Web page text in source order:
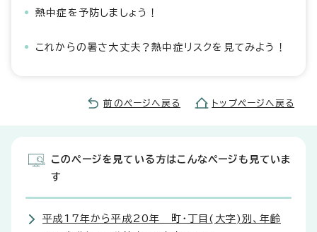
熱中症を予防しましょう！
これからの暑さ大丈夫？熱中症リスクを見てみよう！
前のページへ戻る トップページへ戻る
このページを見ている方はこんなページも見ていま
す
平成17年から平成20年 町・丁目(大字)別、年齢